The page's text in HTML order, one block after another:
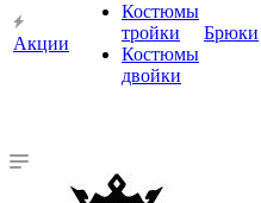
Акции
Костюмы
тройки
Костюмы
двойки
Брюки